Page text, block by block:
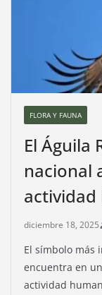
FLORA Y FAUNA
El Águila
nacional
actividad
diciembre 18, 2025
El símbolo más
encuentra en
actividad